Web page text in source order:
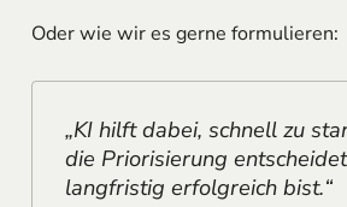
Oder wie wir es gerne formulieren:
„KI hilft dabei, schnell zu
die Priorisierung
langfristig erfolgreich bist.“